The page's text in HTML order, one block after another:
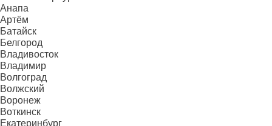
Анапа
Артём
Батайск
Белгород
Владивосток
Владимир
Волгоград
Волжский
Воронеж
Воткинск
Екатеринбург